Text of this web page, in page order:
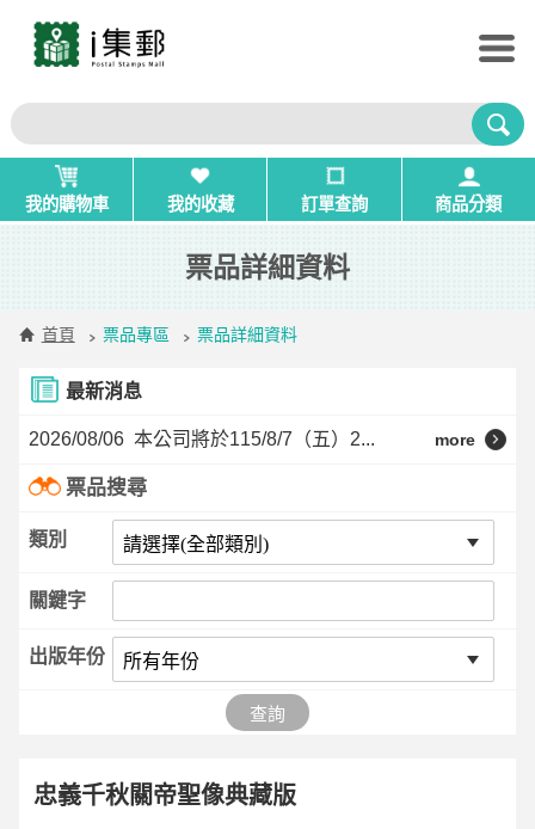
我的購物車 我的收藏 訂單查詢 商品分類
票品詳細資料
首頁 票品專區 票品詳細資料
最新消息
2026/08/06 本公司將於115/8/7（五）2... more
票品搜尋
類別
關鍵字
出版年份
查詢
忠義千秋關帝聖像典藏版